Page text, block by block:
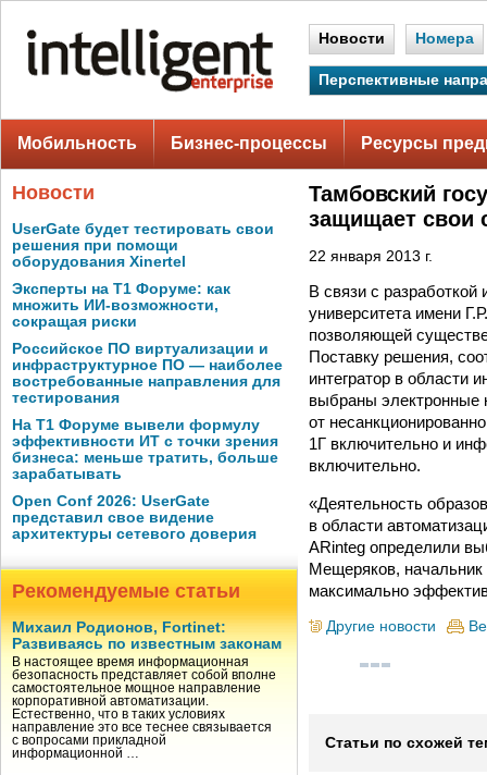
Новости Номера
Перспективные
Мобильность Бизнес-процессы Ресурсы
Новости
UserGate будет тестировать свои
решения при помощи
оборудования Xinertel
Эксперты на Т1 Форуме: как
множить ИИ-возможности,
сокращая риски
Российское ПО виртуализации и
инфраструктурное ПО — наиболее
востребованные направления для
тестирования
На Т1 Форуме вывели формулу
эффективности ИТ с точки зрения
бизнеса: меньше тратить, больше
зарабатывать
Open Conf 2026: UserGate
представил свое видение
архитектуры сетевого доверия
Рекомендуемые статьи
Михаил Родионов, Fortinet:
Развиваясь по известным законам
В настоящее время информационная
безопасность представляет собой вполне
самостоятельное мощное направление
корпоративной автоматизации.
Естественно, что в таких условиях
направление это все теснее связывается
с вопросами прикладной
информационной …
Тамбовский
защищает свои
22 января 2013 г.
В связи с
университета имени
позволяющей
Поставку решения,
интегратор в области
выбраны электронные
от
1Г включительно и
включительно.
«Деятельность
в области
ARinteg определили
Мещеряков,
максимально
Другие новости
Статьи по схожей